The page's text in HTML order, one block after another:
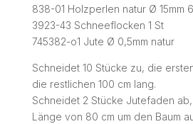
838-01 Holzperlen natur Ø 15mm
3923-43 Schneeflocken 1 St
745382-o1 Jute Ø 0,5mm natur
Schneidet 10 Stücke zu, die
die restlichen 100 cm lang.
Schneidet 2 Stücke Jutefaden
Länge von 80 cm um den Baum